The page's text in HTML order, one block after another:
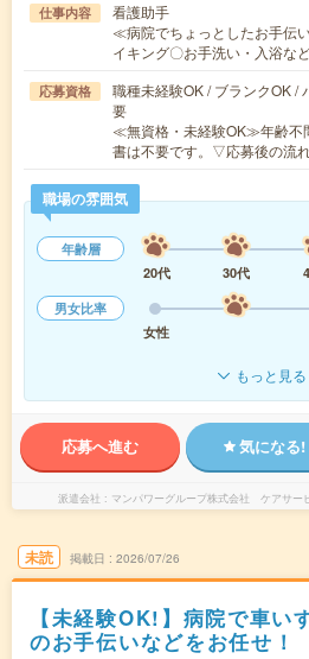
仕事内容
看護助手
≪病院でちょっとしたお手伝
イキング〇お手洗い・入浴な
応募資格
職種未経験OK / ブランクOK /
要
≪無資格・未経験OK≫年齢
書は不要です。▽応募後の流
職場の雰囲気
年齢層
20代
30代
男女比率
女性
もっと見る
応募へ進む 気になる!
派遣会社 マンパワーグループ株式会社 ケアサー
未読 掲載日 2026/07/26
【未経験OK!】病院で車い
のお手伝いなどをお任せ！